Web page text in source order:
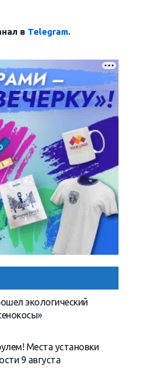
в Telegram.
экологический
Места установки
9 августа